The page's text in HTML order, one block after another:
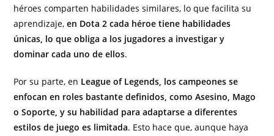
héroes comparten habilidades similares, lo que facilita su
aprendizaje,en Dota 2 cada héroe tiene habilidades
únicas, lo que obliga a los jugadores a investigar y
dominar cada uno de ellos.
Por su parte, en League of Legends, los campeones se
enfocan en roles bastante definidos, como Asesino, Mago
o Soporte, y su habilidad para adaptarse a diferentes
estilos de juego es limitada. Esto hace que, aunque haya